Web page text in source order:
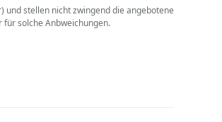
und stellen nicht zwingend die angebotene
für solche Anbweichungen.